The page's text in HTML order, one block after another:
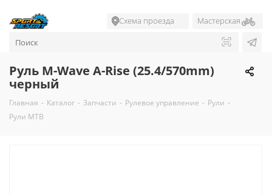
Схема проезда Мастерская
Руль M-Wave A-Rise (25.4/570mm)
черный
Главная - Каталог - Запчасти - Рулевое управление - Рули -
Рули MTB